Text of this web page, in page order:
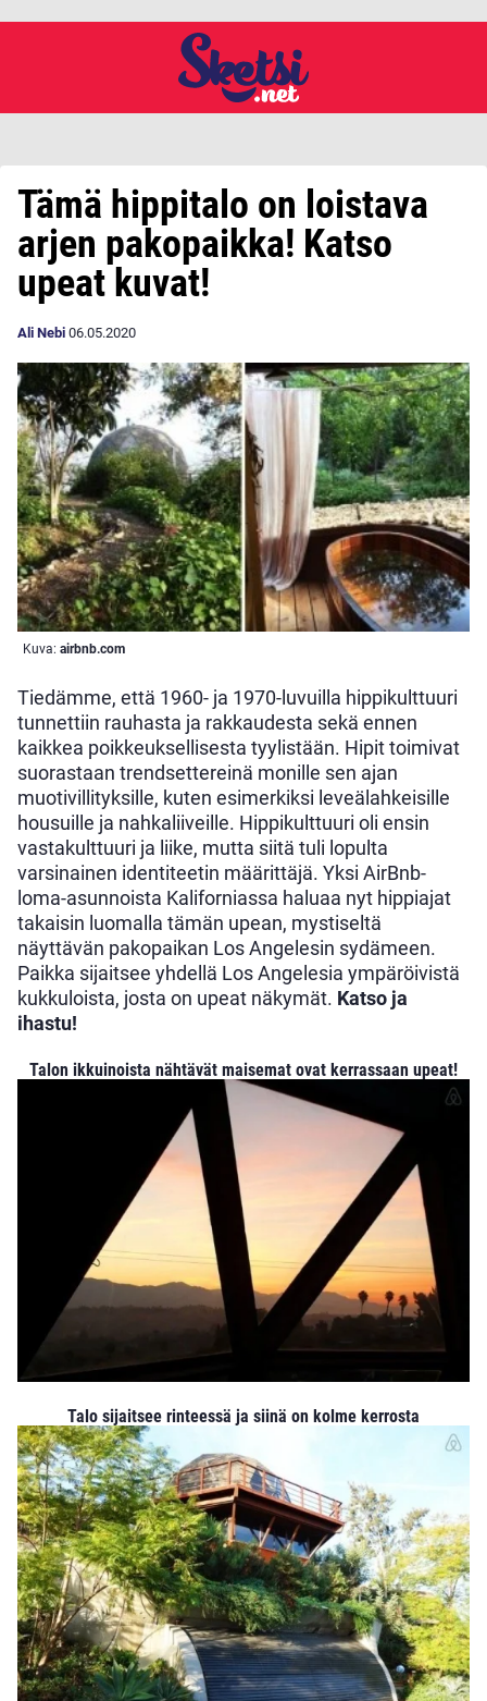
Tämä hippitalo on loistava
arjen pakopaikka! Katso
upeat kuvat!
Ali Nebi 06.05.2020
Kuva: airbnb.com
Tiedämme, että 1960- ja 1970-luvuilla hippikulttuuri
tunnettiin rauhasta ja rakkaudesta sekä ennen
kaikkea poikkeuksellisesta tyylistään. Hipit toimivat
suorastaan trendsettereinä monille sen ajan
muotivillityksille, kuten esimerkiksi leveälahkeisille
housuille ja nahkaliiveille. Hippikulttuuri oli ensin
vastakulttuuri ja liike, mutta siitä tuli lopulta
varsinainen identiteetin määrittäjä. Yksi AirBnb-
loma-asunnoista Kaliforniassa haluaa nyt hippiajat
takaisin luomalla tämän upean, mystiseltä
näyttävän pakopaikan Los Angelesin sydämeen.
Paikka sijaitsee yhdellä Los Angelesia ympäröivistä
kukkuloista, josta on upeat näkymät. Katso ja
ihastu!
Talon ikkuinoista nähtävät maisemat ovat kerrassaan upeat!
Talo sijaitsee rinteessä ja siinä on kolme kerrosta